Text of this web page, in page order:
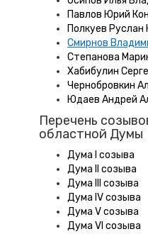
Павлов Юрий
Полкуев Руслан
Смирнов
Степанова
Хабибулин
Чернобровкин
Юдаев Андрей
Перечень
областной Думы
Дума I созыва
Дума II созыва
Дума III созыва
Дума IV созыва
Дума V созыва
Дума VI созыва